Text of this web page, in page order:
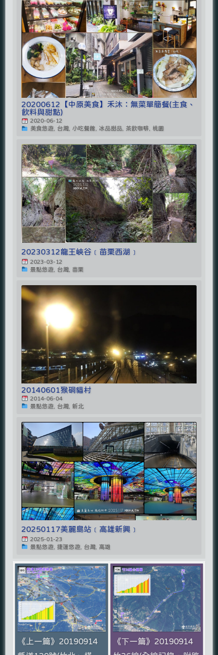
20200612【中原美食】禾沐：無菜單簡餐(主食、
飲料與甜點)
2020-06-12
美食悠遊, 台灣, 小吃餐館, 冰品甜品, 茶飲咖啡, 桃園
20230312龍王峽谷﹝苗栗西湖﹞
2023-03-12
景點悠遊, 台灣, 苗栗
20140601猴硐貓村
2014-06-04
景點悠遊, 台灣, 新北
20250117美麗島站﹝高雄新興﹞
2025-01-23
景點悠遊, 捷運悠遊, 台灣, 高雄
《上一篇》20190914
《下一篇》20190914